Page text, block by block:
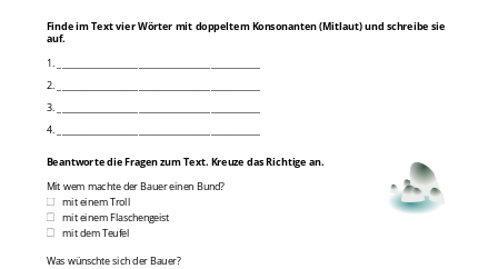
Finde im Text vier Wörter mit doppeltem Konsonanten (Mitlaut) und schreibe sie
auf.
1. _____________________________________________
2. _____________________________________________
3. _____________________________________________
4. _____________________________________________
Beantworte die Fragen zum Text. Kreuze das Richtige an.
Mit wem machte der Bauer einen Bund?
mit einem Troll
mit einem Flaschengeist
mit dem Teufel
Was wünschte sich der Bauer?